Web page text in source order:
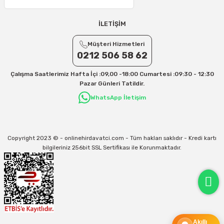
Yurtiçi Kargo için 30 Desi sonrası her +1 Desi: 13 TL
Aras Kargo için 30 Desi sonrası her +1 Desi: 17 TL
Kargo ve teslimat süreçleriyle ilgili tüm sorularınız için bizimle iletişime
31/12/2026 Tarihine Kadar Geçerlidir
Akıllı
İLETİŞİM
Müşteri Hizmetleri
0212 506 58 62
Çalışma Saatlerimiz Hafta İçi :09,00 -18:00 Cumartesi :09:30 - 12:30
Pazar Günleri Tatildir.
WhatsApp İletişim
Copyright 2023 © - onlinehirdavatci.com - Tüm hakları saklıdır - Kredi kartı
bilgileriniz 256bit SSL Sertifikası ile Korunmaktadır.